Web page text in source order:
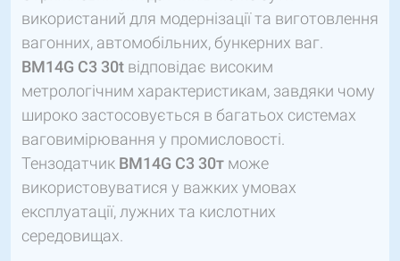
використаний для модернізації та виготовлення
вагонних, автомобільних, бункерних ваг.
BM14G C3 30t відповідає високим
метрологічним характеристикам, завдяки чому
широко застосовується в багатьох системах
ваговимірювання у промисловості.
Тензодатчик ВМ14G С3 30т може
використовуватися у важких умовах
експлуатації, лужних та кислотних
середовищах.